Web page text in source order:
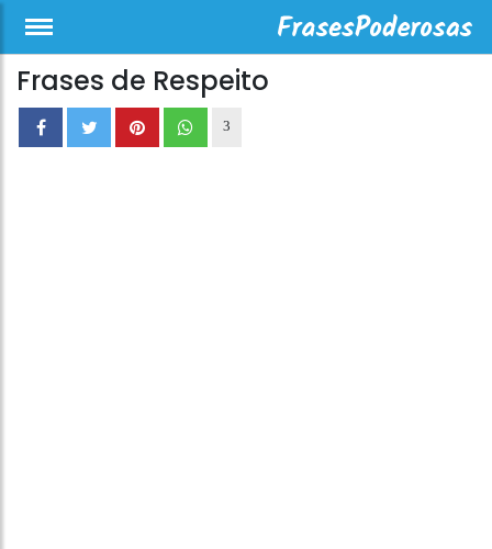
Frases de Respeito
3